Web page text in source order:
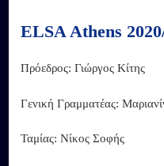
ELSA Athens
Πρόεδρος: Γιώργος Κίτης
Γενική Γραμματέας:
Ταμίας: Νίκος Σοφής